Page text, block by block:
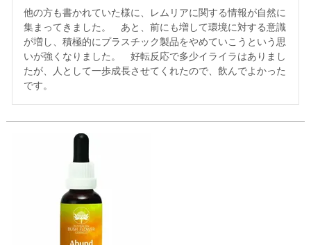
他の方も書かれていた様に、レムリアに関する情報が自然に
集まってきました。　あと、前にも増して環境に対する意識
が増し、積極的にプラスチック製品をやめていこうという思
いが強くなりました。　好転反応で多少イライラはありまし
たが、人として一歩成長させてくれたので、飲んでよかった
です。